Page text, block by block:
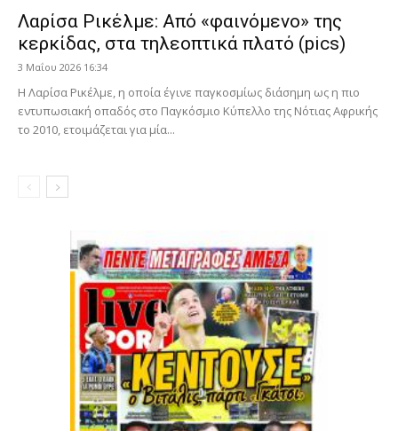
Λαρίσα Ρικέλμε: Από «φαινόμενο» της
κερκίδας, στα τηλεοπτικά πλατό (pics)
3 Μαΐου 2026 16:34
Η Λαρίσα Ρικέλμε, η οποία έγινε παγκοσμίως διάσημη ως η πιο
εντυπωσιακή οπαδός στο Παγκόσμιο Κύπελλο της Νότιας Αφρικής
το 2010, ετοιμάζεται για μία...